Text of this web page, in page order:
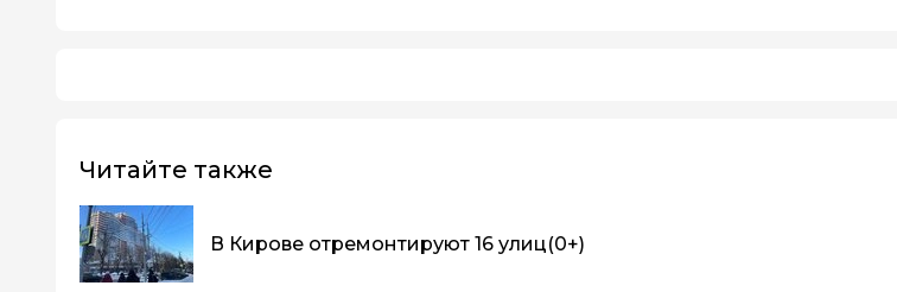
Читайте также
В Кирове отремонтируют 16 улиц(0+)